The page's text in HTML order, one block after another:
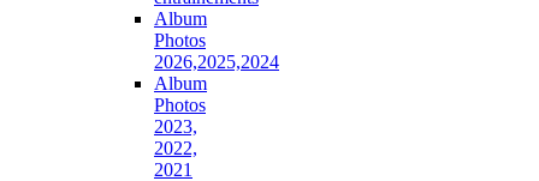
Album
Photos
2026,2025,2024
Album
Photos
2023,
2022,
2021